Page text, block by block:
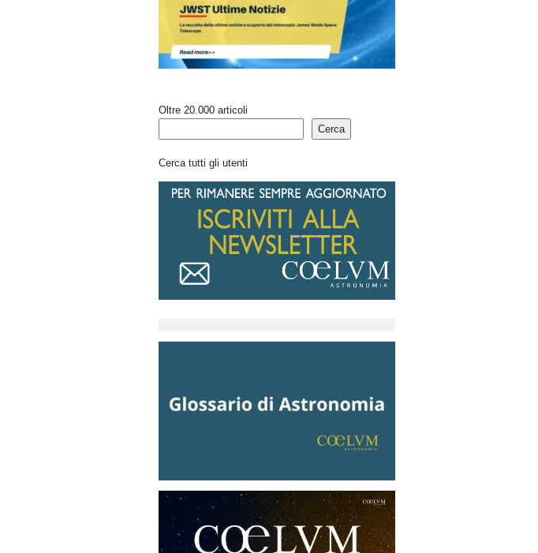
Oltre 20.000 articoli
Cerca
Cerca tutti gli utenti